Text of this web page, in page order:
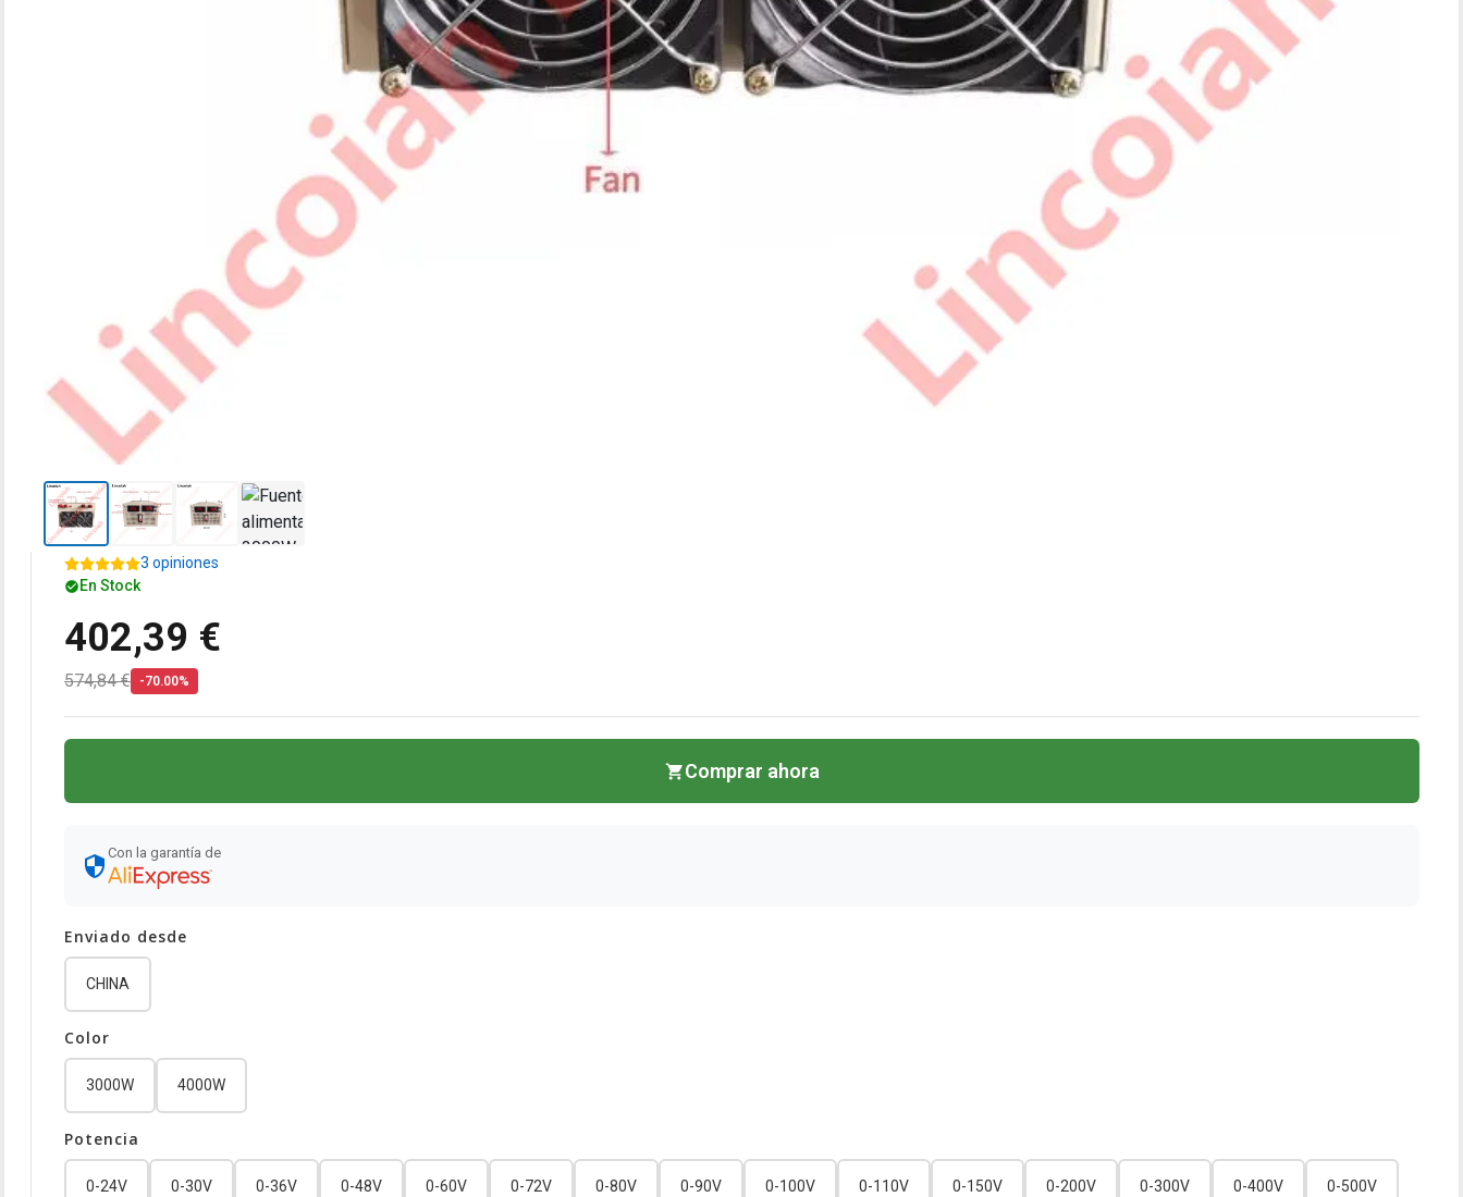
3 opiniones
En Stock
402,39 €
574,84 € -70.00%
Comprar ahora
Con la garantía de
Enviado desde
CHINA
Color
3000W 4000W
Potencia
0-24V 0-30V 0-36V 0-48V 0-60V 0-72V 0-80V 0-90V 0-100V 0-110V 0-150V 0-200V 0-300V 0-400V 0-500V